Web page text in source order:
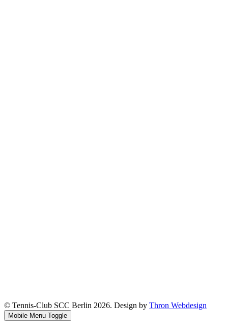
© Tennis-Club SCC Berlin 2026. Design by Thron Webdesign
Mobile Menu Toggle